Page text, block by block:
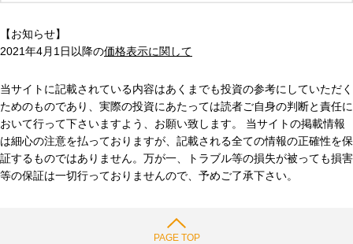
【お知らせ】
2021年4月1日以降の価格表示に関して
当サイトに記載されている内容はあくまでも投資の参考にしていただく
ためのものであり、実際の投資にあたっては読者ご自身の判断と責任に
おいて行って下さいますよう、お願い致します。 当サイトの掲載情報
は細心の注意を払っておりますが、記載される全ての情報の正確性を保
証するものではありません。万が一、トラブル等の損失が被っても損害
等の保証は一切行っておりませんので、予めご了承下さい。
PAGE TOP